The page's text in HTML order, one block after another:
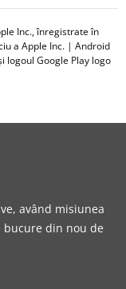
Inc., înregistrate în
a Apple Inc. | Android
logoul Google Play logo
având misiunea
bucure din nou de